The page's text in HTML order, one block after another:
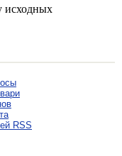
исходных
RSS